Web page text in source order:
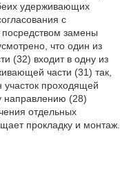
удерживающих
с
замены
что один из
(32) входит в одну из
части (31) так,
проходящей
направлению (28)
отдельных
прокладку и монтаж.